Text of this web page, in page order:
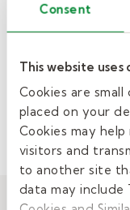
Consent
This website
Cookies are
placed on your
Cookies may
visitors and
to another site
data may include
Ver relacionado:
TRABAJO